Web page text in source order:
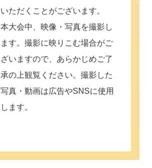
いただくことがございます。
本大会中、映像・写真を撮影し
ます。撮影に映りこむ場合がご
ざいますので、あらかじめご了
承の上観覧ください。撮影した
写真・動画は広告やSNSに使用
します。